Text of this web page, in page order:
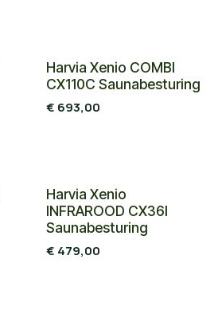
Harvia Xenio COMBI
CX110C Saunabesturing
€ 693,00
Harvia Xenio
INFRAROOD CX36I
Saunabesturing
€ 479,00